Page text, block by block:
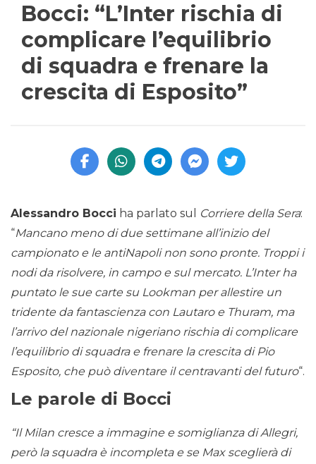
Bocci: “L’Inter rischia di
complicare l’equilibrio
di squadra e frenare la
crescita di Esposito”
Alessandro Bocci ha parlato sul Corriere della Sera:
“Mancano meno di due settimane all’inizio del
campionato e le antiNapoli non sono pronte. Troppi i
nodi da risolvere, in campo e sul mercato. L’Inter ha
puntato le sue carte su Lookman per allestire un
tridente da fantascienza con Lautaro e Thuram, ma
l’arrivo del nazionale nigeriano rischia di complicare
l’equilibrio di squadra e frenare la crescita di Pio
Esposito, che può diventare il centravanti del futuro“.
Le parole di Bocci
“Il Milan cresce a immagine e somiglianza di Allegri,
però la squadra è incompleta e se Max sceglierà di